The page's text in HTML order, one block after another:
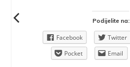
Podijelite na:
Facebook Twitter
Pocket
Email